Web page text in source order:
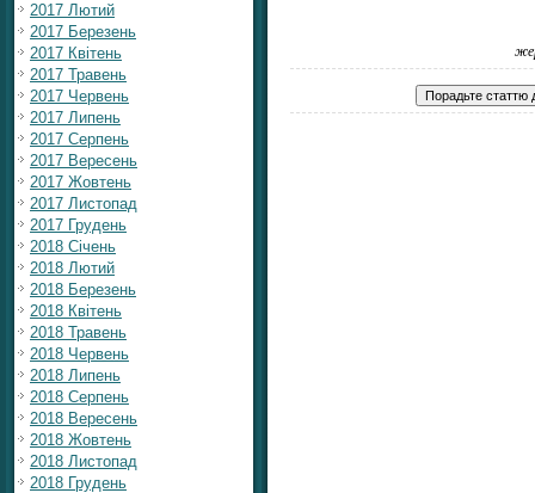
2017 Лютий
2017 Березень
2017 Квітень
2017 Травень
2017 Червень
2017 Липень
2017 Серпень
2017 Вересень
2017 Жовтень
2017 Листопад
2017 Грудень
2018 Січень
2018 Лютий
2018 Березень
2018 Квітень
2018 Травень
2018 Червень
2018 Липень
2018 Серпень
2018 Вересень
2018 Жовтень
2018 Листопад
2018 Грудень